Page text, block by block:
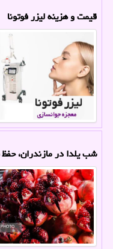
قیمت و هزینه لیزر فوتونا
شب یلدا در مازندران،